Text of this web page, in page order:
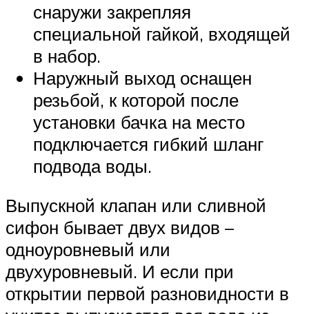
снаружи закрепляя
специальной гайкой, входящей
в набор.
Наружный выход оснащен
резьбой, к которой после
установки бачка на место
подключается гибкий шланг
подвода воды.
Выпускной клапан или сливной
сифон бывает двух видов –
одноуровневый или
двухуровневый. И если при
открытии первой разновидности в